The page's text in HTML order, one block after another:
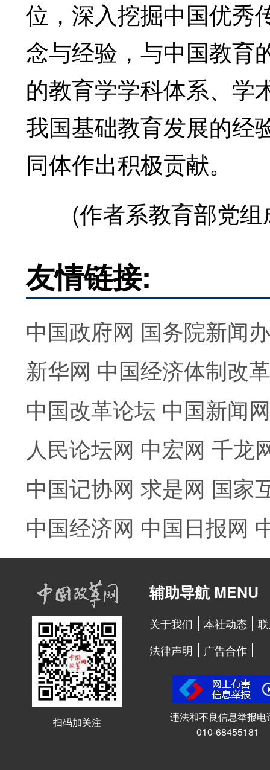
位，深入挖掘中国优秀
念与经验，与中国教育
的教育学学科体系、学
我国基础教育发展的经
同体作出积极贡献。
(作者系教育部党组
友情链接:
中国政府网 国务院新闻
新华网 中国经济体制改
中国改革论坛 中国新闻网
人民论坛网 中宏网 千龙
中国记协网 求是网 国家
中国经济网 中国日报网
扫码加关注
辅助导航 MENU
关于我们 本社动态
法律声明
广告合作
违法和不良信息举报电
010-68455181